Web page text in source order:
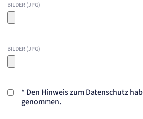
BILDER (JPG)
BILDER (JPG)
* Den Hinweis zum Datenschutz
genommen.